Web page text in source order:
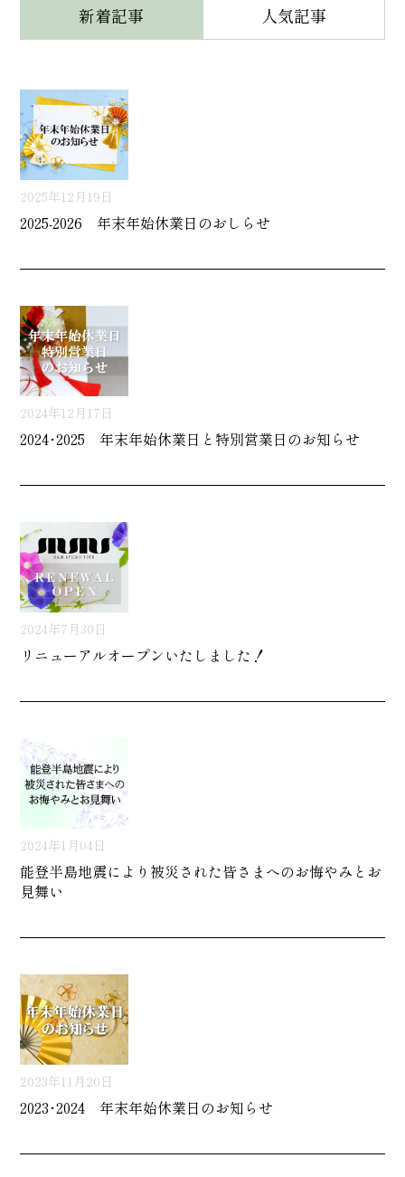
新着記事
2025年12月19日
2025-2026 年末年始休業日のおしらせ
2024年12月17日
2024･2025 年末年始休業日と特別営業日のお知らせ
2024年7月30日
リニューアルオープンいたしました！
2024年1月04日
能登半島地震により被災された皆さまへのお悔やみとお
見舞い
2023年11月20日
2023･2024 年末年始休業日のお知らせ
人気記事